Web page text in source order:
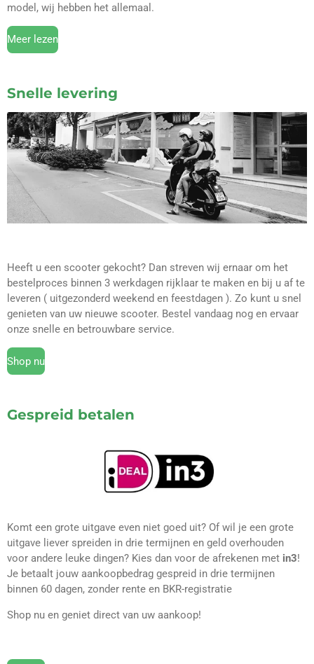
model, wij hebben het allemaal.
Meer lezen
Snelle levering
Heeft u een scooter gekocht? Dan streven wij ernaar om het
bestelproces binnen 3 werkdagen rijklaar te maken en bij u af te
leveren ( uitgezonderd weekend en feestdagen ). Zo kunt u snel
genieten van uw nieuwe scooter. Bestel vandaag nog en ervaar
onze snelle en betrouwbare service.
Shop nu
Gespreid betalen
Komt een grote uitgave even niet goed uit? Of wil je een grote
uitgave liever spreiden in drie termijnen en geld overhouden
voor andere leuke dingen? Kies dan voor de afrekenen met in3!
Je betaalt jouw aankoopbedrag gespreid in drie termijnen
binnen 60 dagen, zonder rente en BKR-registratie
Shop nu en geniet direct van uw aankoop!